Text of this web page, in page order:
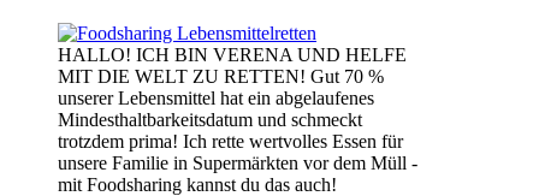
HALLO! ICH BIN VERENA UND HELFE
MIT DIE WELT ZU RETTEN! Gut 70 %
unserer Lebensmittel hat ein abgelaufenes
Mindesthaltbarkeitsdatum und schmeckt
trotzdem prima! Ich rette wertvolles Essen für
unsere Familie in Supermärkten vor dem Müll -
mit Foodsharing kannst du das auch!